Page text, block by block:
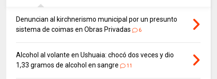
Denuncian al kirchnerismo municipal por un presunto
sistema de coimas en Obras Privadas
6
Alcohol al volante en Ushuaia: chocó dos veces y dio
1,33 gramos de alcohol en sangre
11